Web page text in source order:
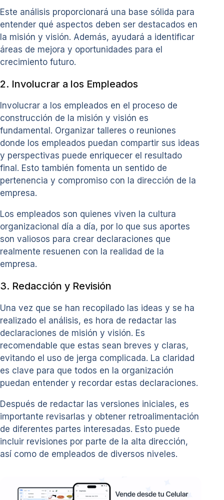
Este análisis proporcionará una base sólida para
entender qué aspectos deben ser destacados en
la misión y visión. Además, ayudará a identificar
áreas de mejora y oportunidades para el
crecimiento futuro.
2. Involucrar a los Empleados
Involucrar a los empleados en el proceso de
construcción de la misión y visión es
fundamental. Organizar talleres o reuniones
donde los empleados puedan compartir sus ideas
y perspectivas puede enriquecer el resultado
final. Esto también fomenta un sentido de
pertenencia y compromiso con la dirección de la
empresa.
Los empleados son quienes viven la cultura
organizacional día a día, por lo que sus aportes
son valiosos para crear declaraciones que
realmente resuenen con la realidad de la
empresa.
3. Redacción y Revisión
Una vez que se han recopilado las ideas y se ha
realizado el análisis, es hora de redactar las
declaraciones de misión y visión. Es
recomendable que estas sean breves y claras,
evitando el uso de jerga complicada. La claridad
es clave para que todos en la organización
puedan entender y recordar estas declaraciones.
Después de redactar las versiones iniciales, es
importante revisarlas y obtener retroalimentación
de diferentes partes interesadas. Esto puede
incluir revisiones por parte de la alta dirección,
así como de empleados de diversos niveles.